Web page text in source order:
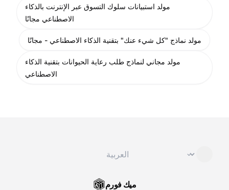
مولد استبيانات سلوك التسوق عبر الإنترنت بالذكاء
الاصطناعي مجانًا
مولد نماذج "كل شيء عنك" بتقنية الذكاء الاصطناعي - مجانًا
مولد مجاني لنماذج طلب رعاية الحيوانات بتقنية الذكاء
الاصطناعي
⌄
ميك فورم